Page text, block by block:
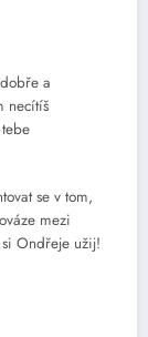
a
necítíš
se v tom,
mezi
Ondřeje užij!